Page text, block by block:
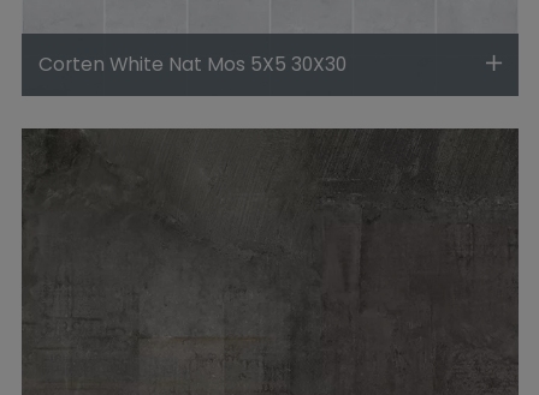
Corten White Nat Mos 5X5 30X30